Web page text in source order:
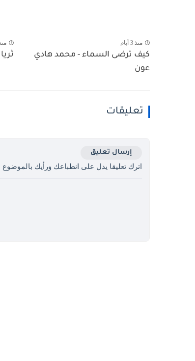
منذ 3 أيام
كيف ترضى السماء - محمد هادي
عون
منذ 8
تعليقات
إرسال تعليق
اترك تعليقا يدل على انطباعك ورأيك بالموضوع